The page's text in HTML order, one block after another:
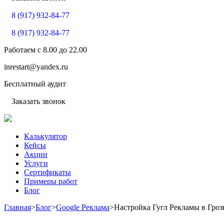
8 (917) 932-84-77
8 (917) 932-84-77
Работаем с 8.00 до 22.00
inrestart@yandex.ru
Бесплатный аудит
Заказать звонок
Калькулятор
Кейсы
Акции
Услуги
Сертификаты
Примеры работ
Блог
Главная>Блог>Google Реклама>Настройка Гугл Рекламы в